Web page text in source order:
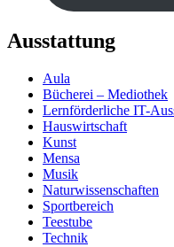
Ausstattung
Aula
Bücherei – Mediothek
Lernförderliche IT-
Hauswirtschaft
Kunst
Mensa
Musik
Naturwissenschaften
Sportbereich
Teestube
Technik